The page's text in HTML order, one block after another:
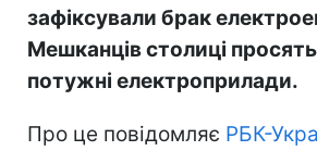
зафіксували брак
Мешканців столиці
потужні електроприлади.
Про це повідомляє РБК-